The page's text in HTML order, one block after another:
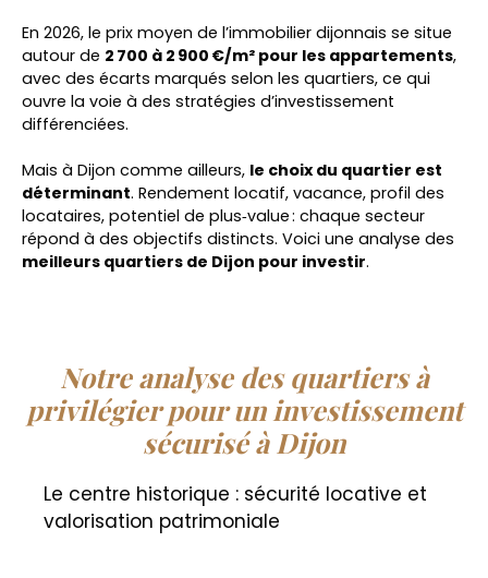
En 2026, le prix moyen de l’immobilier dijonnais se situe
autour de 2 700 à 2 900 €/m² pour les appartements,
avec des écarts marqués selon les quartiers, ce qui
ouvre la voie à des stratégies d’investissement
différenciées.
Mais à Dijon comme ailleurs, le choix du quartier est
déterminant. Rendement locatif, vacance, profil des
locataires, potentiel de plus‑value : chaque secteur
répond à des objectifs distincts. Voici une analyse des
meilleurs quartiers de Dijon pour investir.
Notre analyse des quartiers à
privilégier pour un investissement
sécurisé à Dijon
Le centre historique : sécurité locative et
valorisation patrimoniale